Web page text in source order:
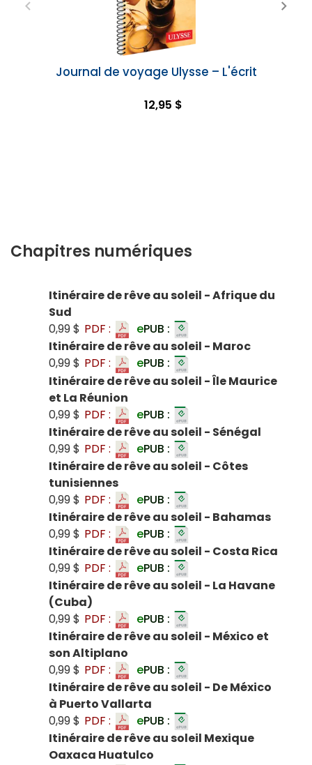
Journal de voyage Ulysse – L'écrit
12,95 $
Chapitres numériques
Itinéraire de rêve au soleil - Afrique du
Sud
0,99 $ PDF : ePUB :
Itinéraire de rêve au soleil - Maroc
0,99 $ PDF : ePUB :
Itinéraire de rêve au soleil - Île Maurice
et La Réunion
0,99 $ PDF : ePUB :
Itinéraire de rêve au soleil - Sénégal
0,99 $ PDF : ePUB :
Itinéraire de rêve au soleil - Côtes
tunisiennes
0,99 $ PDF : ePUB :
Itinéraire de rêve au soleil - Bahamas
0,99 $ PDF : ePUB :
Itinéraire de rêve au soleil - Costa Rica
0,99 $ PDF : ePUB :
Itinéraire de rêve au soleil - La Havane
(Cuba)
0,99 $ PDF : ePUB :
Itinéraire de rêve au soleil - México et
son Altiplano
0,99 $ PDF : ePUB :
Itinéraire de rêve au soleil - De México
à Puerto Vallarta
0,99 $ PDF : ePUB :
Itinéraire de rêve au soleil Mexique
Oaxaca Huatulco